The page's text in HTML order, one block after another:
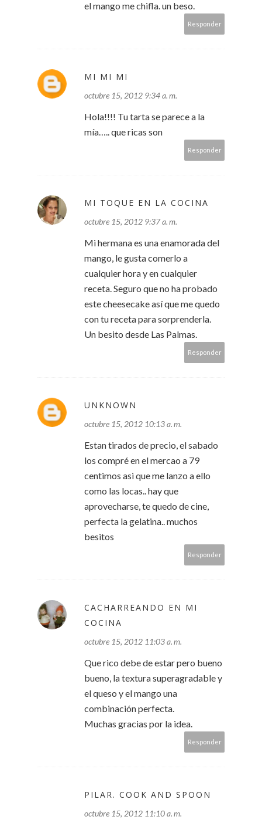
el mango me chifla. un beso.
Responder
MI MI MI
octubre 15, 2012 9:34 a. m.
Hola!!!! Tu tarta se parece a la
mía….. que ricas son
Responder
MI TOQUE EN LA COCINA
octubre 15, 2012 9:37 a. m.
Mi hermana es una enamorada del
mango, le gusta comerlo a
cualquier hora y en cualquier
receta. Seguro que no ha probado
este cheesecake así que me quedo
con tu receta para sorprenderla.
Un besito desde Las Palmas.
Responder
UNKNOWN
octubre 15, 2012 10:13 a. m.
Estan tirados de precio, el sabado
los compré en el mercao a 79
centimos asi que me lanzo a ello
como las locas.. hay que
aprovecharse, te quedo de cine,
perfecta la gelatina.. muchos
besitos
Responder
CACHARREANDO EN MI
COCINA
octubre 15, 2012 11:03 a. m.
Que rico debe de estar pero bueno
bueno, la textura superagradable y
el queso y el mango una
combinación perfecta.
Muchas gracias por la idea.
Responder
PILAR. COOK AND SPOON
octubre 15, 2012 11:10 a. m.
Jasper Roberts Consulting